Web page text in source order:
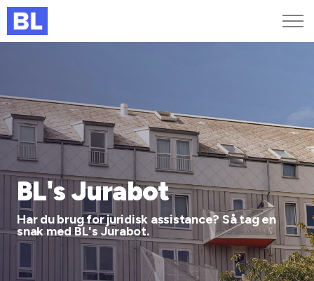
Find medarbejder
Kurser og arrangementer
Jobportalen
MitBL
BL's Jurabot
Har du brug for juridisk assistance? Så tag en
snak med BL's Jurabot.